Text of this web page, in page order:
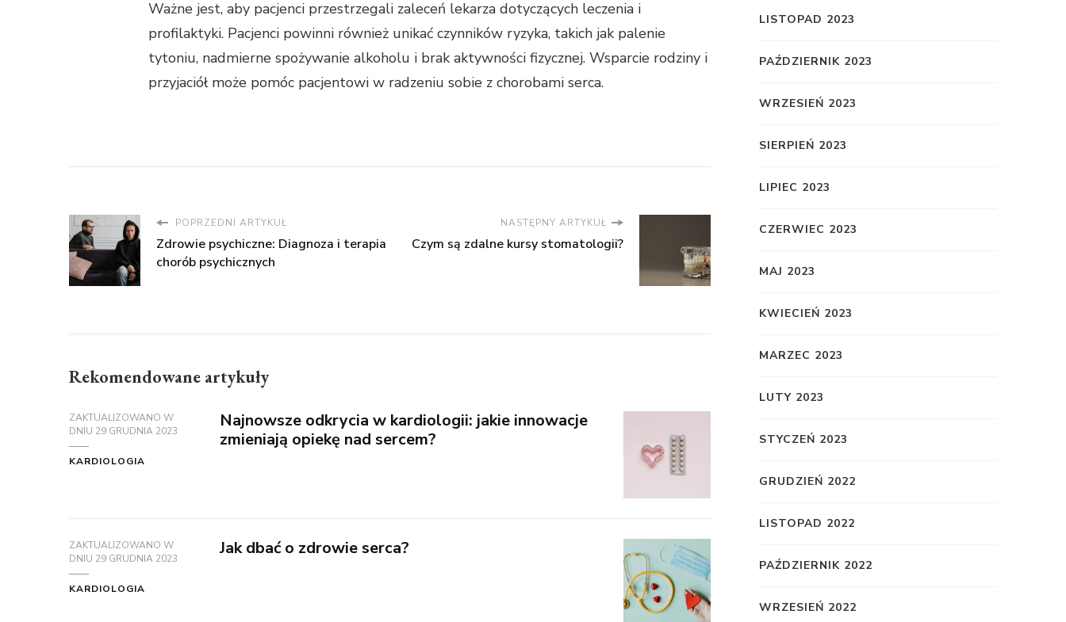
Ważne jest, aby pacjenci przestrzegali zaleceń lekarza dotyczących leczenia i
profilaktyki. Pacjenci powinni również unikać czynników ryzyka, takich jak palenie
tytoniu, nadmierne spożywanie alkoholu i brak aktywności fizycznej. Wsparcie rodziny i
przyjaciół może pomóc pacjentowi w radzeniu sobie z chorobami serca.
POPRZEDNI ARTYKUŁ
Zdrowie psychiczne: Diagnoza i terapia
chorób psychicznych
NASTĘPNY ARTYKUŁ
Czym są zdalne kursy stomatologii?
Rekomendowane artykuły
ZAKTUALIZOWANO W
DNIU 29 GRUDNIA 2023
KARDIOLOGIA
Najnowsze odkrycia w kardiologii: jakie innowacje
zmieniają opiekę nad sercem?
ZAKTUALIZOWANO W
DNIU 29 GRUDNIA 2023
KARDIOLOGIA
Jak dbać o zdrowie serca?
LISTOPAD 2023
PAŹDZIERNIK 2023
WRZESIEŃ 2023
SIERPIEŃ 2023
LIPIEC 2023
CZERWIEC 2023
MAJ 2023
KWIECIEŃ 2023
MARZEC 2023
LUTY 2023
STYCZEŃ 2023
GRUDZIEŃ 2022
LISTOPAD 2022
PAŹDZIERNIK 2022
WRZESIEŃ 2022